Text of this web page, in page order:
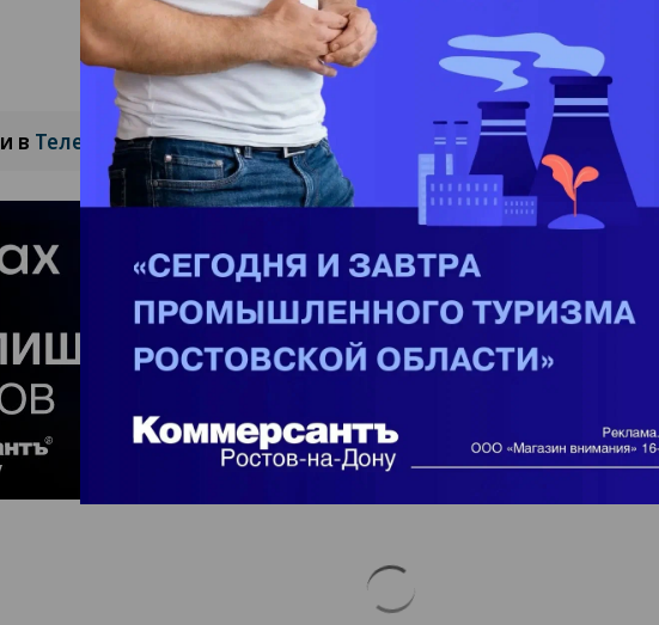
Поделиться
и в Телеграме